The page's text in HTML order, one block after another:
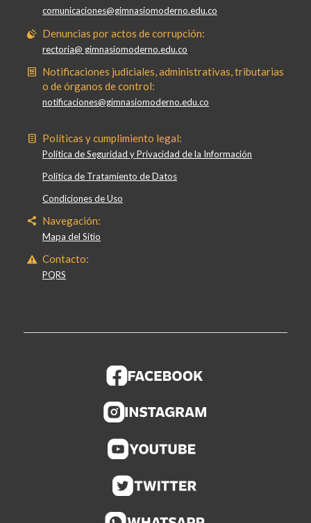
comunicaciones@gimnasiomoderno.edu.co
Denuncias por actos de corrupción:
rectoria@ gimnasiomoderno.edu.co
Notificaciones judiciales, administrativas, tributarias
o de órganos de control:
notificaciones@gimnasiomoderno.edu.co
Políticas y cumplimiento legal:
Política de Seguridad y Privacidad de la Información
Política de Tratamiento de Datos
Condiciones de Uso
Navegación:
Mapa del Sitio
Contacto:
PQRS